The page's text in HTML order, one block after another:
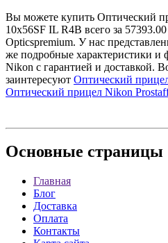
Вы можете купить Оптический
10x56SF IL R4B всего за
Opticspremium. У нас
же подробные характеристики
Nikon с гарантией и доставкой.
заинтересуют Оптический
Оптический прицел Nikon
Основные страницы
Главная
Блог
Доставка
Оплата
Контакты